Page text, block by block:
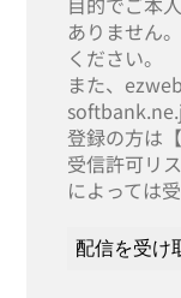
ありません
ください。
また、
登録の方は
受信許可リ
によっては